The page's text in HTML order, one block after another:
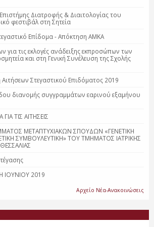
Διατροφής & Διαιτολογίας του
φεστιβάλ στη Σητεία
Επίδομα - Απόκτηση ΑΜΚΑ
για τις εκλογές ανάδειξης εκπροσώπων των
και στη Γενική Συνέλευση της Σχολής
Στεγαστικού Επιδόματος 2019
διανομής συγγραμμάτων εαρινού εξαμήνου
ΤΙΣ ΑΙΤΗΣΕΙΣ
ΜΕΤΑΠΤΥΧΙΑΚΩΝ ΣΠΟΥΔΩΝ «ΓΕΝΕΤΙΚΗ
ΣΥΜΒΟΥΛΕΥΤΙΚΗ» ΤΟΥ ΤΜΗΜΑΤΟΣ ΙΑΤΡΙΚΗΣ
ΙΟΥΝΙΟΥ 2019
Αρχείο Νέα-Ανακοινώσεις